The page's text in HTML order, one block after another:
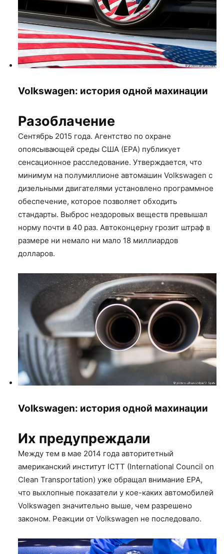
Volkswagen: история одной махинации
Разоблачение
Сентябрь 2015 года. Агентство по охране
опоясывающей среды США (EPA) публикует
сенсационное расследование. Утверждается, что
минимум на полумиллионе автомашин Volkswagen с
дизельными двигателями установлено программное
обеспечение, которое позволяет обходить
стандарты. Выброс нездоровых веществ превышал
норму почти в 40 раз. Автоконцерну грозит штраф в
размере ни немало ни мало 18 миллиардов
долларов.
Volkswagen: история одной махинации
Их предупреждали
Между тем в мае 2014 года авторитетный
американский институт ICTT (International Council on
Clean Transportation) уже обращал внимание EPA,
что выхлопные показатели у кое-каких автомобилей
Volkswagen значительно выше, чем разрешено
законом. Реакции от Volkswagen не последовало.